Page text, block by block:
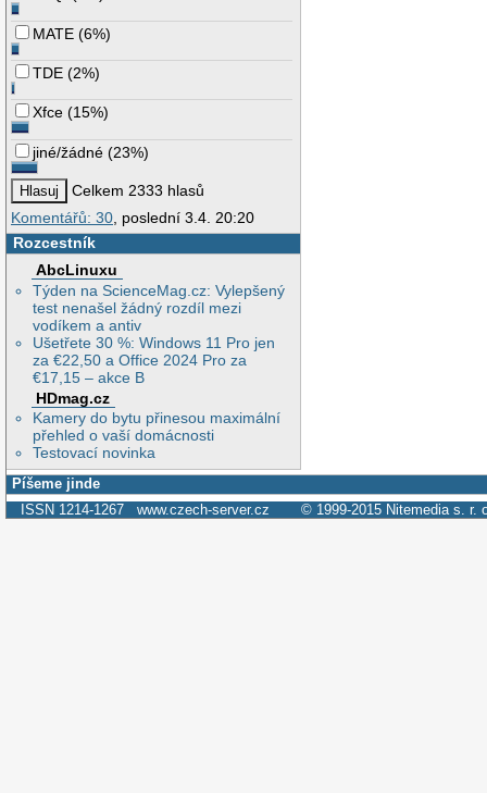
MATE (6%)
TDE (2%)
Xfce (15%)
jiné/žádné (23%)
Celkem 2333 hlasů
Komentářů: 30, poslední 3.4. 20:20
Rozcestník
AbcLinuxu
Týden na ScienceMag.cz: Vylepšený
test nenašel žádný rozdíl mezi
vodíkem a antiv
Ušetřete 30 %: Windows 11 Pro jen
za €22,50 a Office 2024 Pro za
€17,15 – akce B
HDmag.cz
Kamery do bytu přinesou maximální
přehled o vaší domácnosti
Testovací novinka
Píšeme jinde
ISSN 1214-1267 www.czech-server.cz © 1999-2015 Nitemedia s. r.